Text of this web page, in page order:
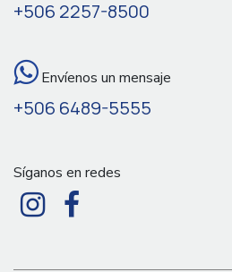
+506 2257-8500
Envíenos un mensaje
+506 6489-5555
Síganos en redes